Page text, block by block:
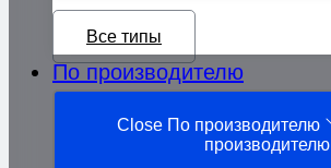
Все типы
По производителю
Close По производителю
производителю